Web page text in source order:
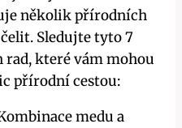
několik přírodních
Sledujte tyto 7
které vám mohou
přírodní cestou:
medu a